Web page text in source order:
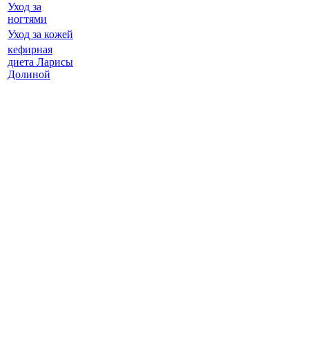
Уход за
ногтями
Уход за кожей
кефирная
диета Ларисы
Долиной